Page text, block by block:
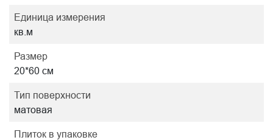
Единица измерения
кв.м
Размер
20*60 см
Тип поверхности
матовая
Плиток в упаковке